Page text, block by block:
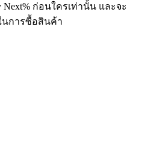
Next% ก่อนใครเท่านั้น และจะ
นการซื้อสินค้า